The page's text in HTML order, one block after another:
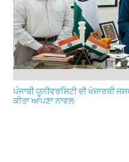
ਪੰਜਾਬੀ ਯੂਨੀਵਰਸਿਟੀ ਦੀ ਖੋਜਾਰਥੀ
ਕੀਤਾ ਆਪਣਾ ਨਾਵਲ